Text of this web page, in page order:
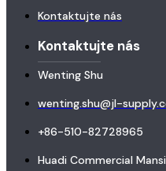
Kontaktujte nás
Kontaktujte nás
Wenting Shu
wenting.shu@jl-
+86-510-82728965
Huadi Commercial